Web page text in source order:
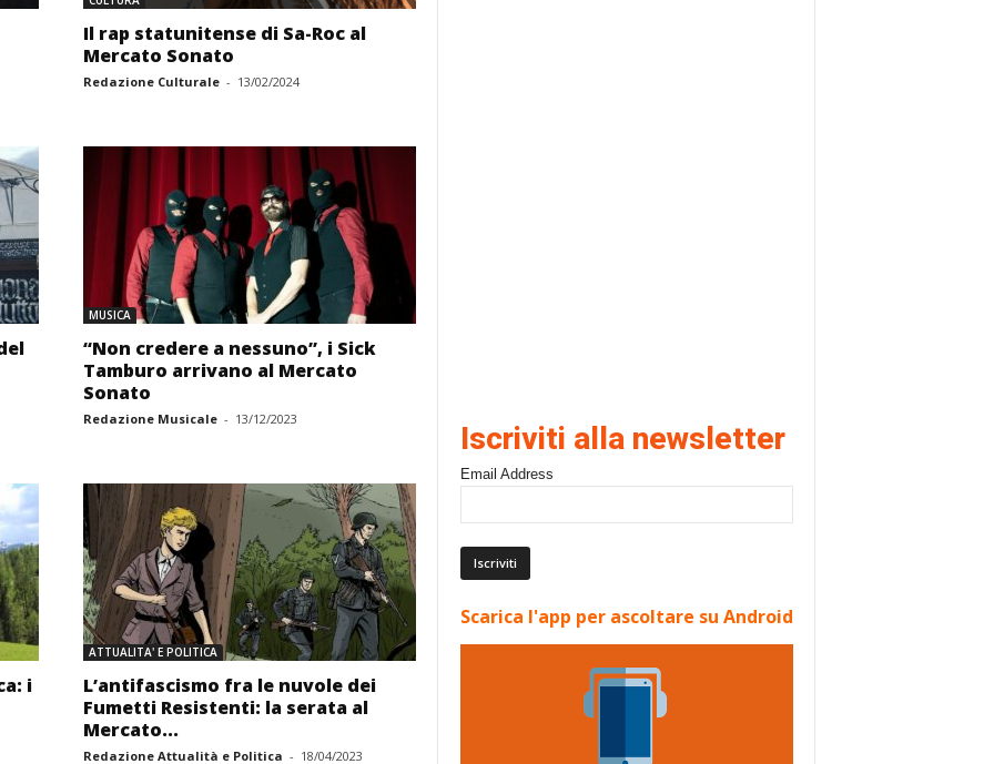
Il rap statunitense di Sa-Roc al
Mercato Sonato
Redazione Culturale - 13/02/2024
MUSICA
“Non credere a nessuno”, i Sick
Tamburo arrivano al Mercato
Sonato
Redazione Musicale - 13/12/2023
i
ATTUALITA' E POLITICA
L’antifascismo fra le nuvole dei
Fumetti Resistenti: la serata al
Mercato...
Redazione Attualità e Politica - 18/04/2023
Iscriviti alla newsletter
Email Address
Scarica l'app per ascoltare su Android